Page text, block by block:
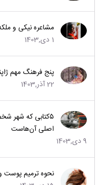
مشاعره نیکی و
1 دی,1403
پنج فرهنگ مهم
22 آذر,1403
۵کتابی که شهر
اصلی آن‌هاست
9 دی,1403
نحوه ترمیم پوست